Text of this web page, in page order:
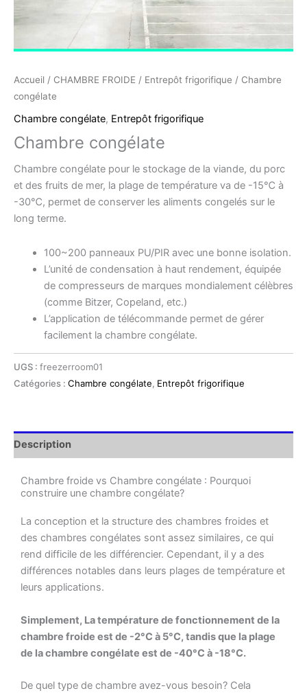
Accueil / CHAMBRE FROIDE / Entrepôt frigorifique / Chambre
congélate
Chambre congélate, Entrepôt frigorifique
Chambre congélate
Chambre congélate pour le stockage de la viande, du porc
et des fruits de mer, la plage de température va de -15℃ à
-30℃, permet de conserver les aliments congelés sur le
long terme.
100~200 panneaux PU/PIR avec une bonne isolation.
L’unité de condensation à haut rendement, équipée
de compresseurs de marques mondialement célèbres
(comme Bitzer, Copeland, etc.)
L’application de télécommande permet de gérer
facilement la chambre congélate.
UGS : freezerroom01
Catégories : Chambre congélate, Entrepôt frigorifique
Description
Chambre froide vs Chambre congélate : Pourquoi
construire une chambre congélate?
La conception et la structure des chambres froides et
des chambres congélates sont assez similaires, ce qui
rend difficile de les différencier. Cependant, il y a des
différences notables dans leurs plages de température et
leurs applications.
Simplement, La température de fonctionnement de la
chambre froide est de -2°C à 5°C, tandis que la plage
de la chambre congélate est de -40°C à -18°C.
De quel type de chambre avez-vous besoin? Cela